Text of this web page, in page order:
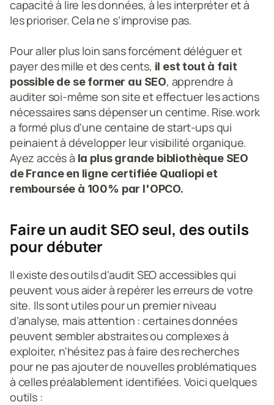
capacité à lire les données, à les interpréter et à
les prioriser. Cela ne s’improvise pas.
Pour aller plus loin sans forcément déléguer et
payer des mille et des cents, il est tout à fait
possible de se former au SEO, apprendre à
auditer soi-même son site et effectuer les actions
nécessaires sans dépenser un centime. Rise.work
a formé plus d'une centaine de start-ups qui
peinaient à développer leur visibilité organique.
Ayez accès à la plus grande bibliothèque SEO
de France en ligne certifiée Qualiopi et
remboursée à 100% par l'OPCO.
Faire un audit SEO seul, des outils
pour débuter
Il existe des outils d'audit SEO accessibles qui
peuvent vous aider à repérer les erreurs de votre
site. Ils sont utiles pour un premier niveau
d’analyse, mais attention : certaines données
peuvent sembler abstraites ou complexes à
exploiter, n'hésitez pas à faire des recherches
pour ne pas ajouter de nouvelles problématiques
à celles préalablement identifiées. Voici quelques
outils :